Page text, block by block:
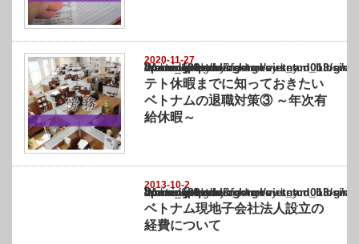
2020-11-27
Warning
: Undefined array key "show_category" in
/home/netst/kuno-cpa.co.jp/public_html/vietnam_blog/wp-content/themes/
on line183
テト休暇までに知っておきたい
ベトナムの退職対策③ ～年次有
給休暇～
2013-10-2
Warning
: Undefined array key "show_category" in
/home/netst/kuno-cpa.co.jp/public_html/vietnam_blog/wp-content/themes/
on line183
ベトナム現地子会社法人設立の
経費について